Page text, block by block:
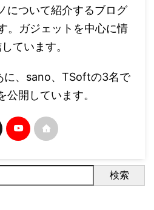
について紹介するブログ
。ガジェットを中心に情
ています。
に、sano、TSoftの3名で
公開しています。
検索